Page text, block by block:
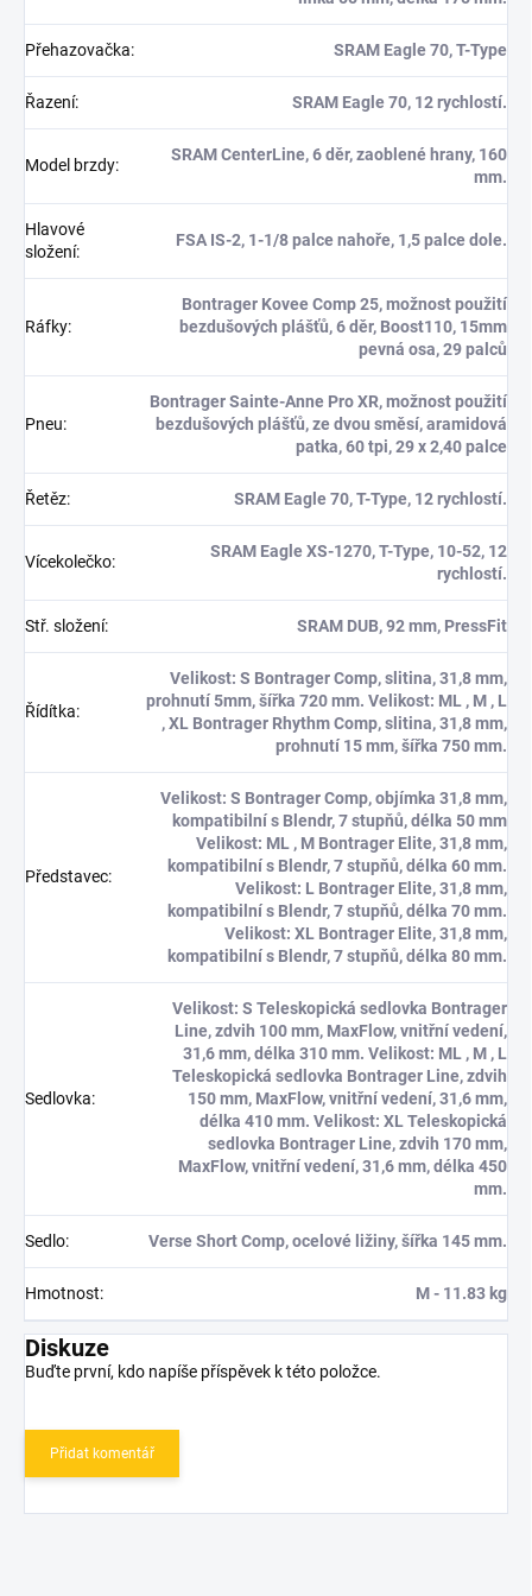
Přehazovačka: SRAM Eagle 70, T-Type
Řazení: SRAM Eagle 70, 12 rychlostí.
Model brzdy:
SRAM CenterLine, 6 děr, zaoblené hrany, 160
mm.
Hlavové
složení:
FSA IS-2, 1-1/8 palce nahoře, 1,5 palce dole.
Ráfky:
Bontrager Kovee Comp 25, možnost použití
bezdušových plášťů, 6 děr, Boost110, 15mm
pevná osa, 29 palců
Pneu:
Bontrager Sainte-Anne Pro XR, možnost použití
bezdušových plášťů, ze dvou směsí, aramidová
patka, 60 tpi, 29 x 2,40 palce
Řetěz: SRAM Eagle 70, T-Type, 12 rychlostí.
Vícekolečko:
SRAM Eagle XS-1270, T-Type, 10-52, 12
rychlostí.
Stř. složení: SRAM DUB, 92 mm, PressFit
Řídítka:
Velikost: S Bontrager Comp, slitina, 31,8 mm,
prohnutí 5mm, šířka 720 mm. Velikost: ML , M , L
, XL Bontrager Rhythm Comp, slitina, 31,8 mm,
prohnutí 15 mm, šířka 750 mm.
Představec:
Velikost: S Bontrager Comp, objímka 31,8 mm,
kompatibilní s Blendr, 7 stupňů, délka 50 mm
Velikost: ML , M Bontrager Elite, 31,8 mm,
kompatibilní s Blendr, 7 stupňů, délka 60 mm.
Velikost: L Bontrager Elite, 31,8 mm,
kompatibilní s Blendr, 7 stupňů, délka 70 mm.
Velikost: XL Bontrager Elite, 31,8 mm,
kompatibilní s Blendr, 7 stupňů, délka 80 mm.
Sedlovka:
Velikost: S Teleskopická sedlovka Bontrager
Line, zdvih 100 mm, MaxFlow, vnitřní vedení,
31,6 mm, délka 310 mm. Velikost: ML , M , L
Teleskopická sedlovka Bontrager Line, zdvih
150 mm, MaxFlow, vnitřní vedení, 31,6 mm,
délka 410 mm. Velikost: XL Teleskopická
sedlovka Bontrager Line, zdvih 170 mm,
MaxFlow, vnitřní vedení, 31,6 mm, délka 450
mm.
Sedlo: Verse Short Comp, ocelové ližiny, šířka 145 mm.
Hmotnost: M - 11.83 kg
Diskuze
Buďte první, kdo napíše příspěvek k této položce.
Přidat komentář